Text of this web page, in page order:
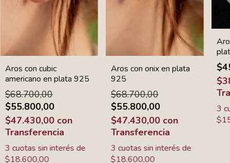
Aros con cubic
americano en plata 925
$68.700,00
$55.800,00
$47.430,00 con
Transferencia
3 cuotas sin interés de
$18.600,00
Aros con onix en plata
925
$68.700,00
$55.800,00
$47.430,00 con
Transferencia
3 cuotas sin interés de
$18.600,00
3